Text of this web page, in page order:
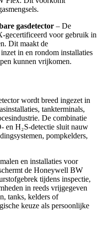
gasdetector – De
voor gebruik in
Dit maakt de
in en rondom installaties
kunnen vrijkomen.
wordt breed ingezet in
tankterminals,
De combinatie
en H₂S-detectie sluit nauw
pompkelders,
en installaties voor
de Honeywell BW
tijdens inspectie,
in reeds vrijgegeven
tanks, kelders of
keuze als persoonlijke